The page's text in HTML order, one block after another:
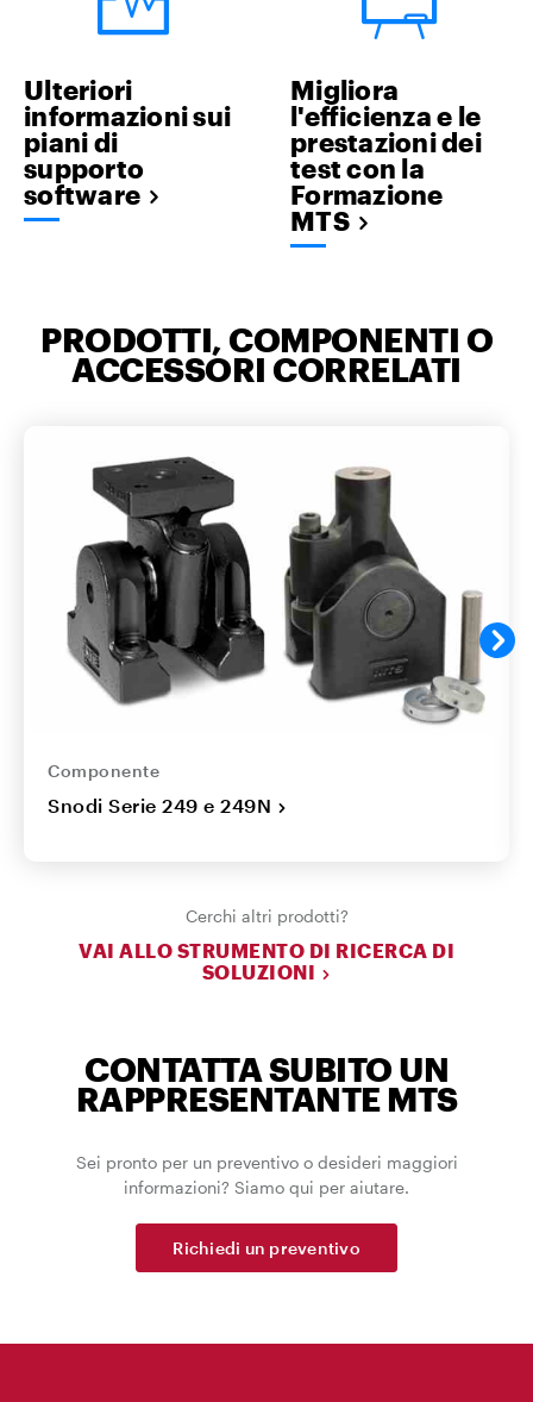
Ulteriori
informazioni sui
piani di
supporto
software
Migliora
l'efficienza e le
prestazioni dei
test con la
Formazione
MTS
PRODOTTI, COMPONENTI O
ACCESSORI CORRELATI
Componente
Snodi Serie 249 e 249N
Cerchi altri prodotti?
VAI ALLO STRUMENTO DI RICERCA DI
SOLUZIONI
CONTATTA SUBITO UN
RAPPRESENTANTE MTS
Sei pronto per un preventivo o desideri maggiori
informazioni? Siamo qui per aiutare.
Richiedi un preventivo